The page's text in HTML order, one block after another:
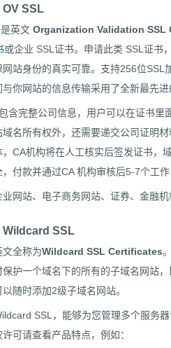
OV SSL
英文 Organization Validation SSL
或企业 SSL证书。申请此类 SSL证书
网站身份的真实可靠。支持256位
与你网站的信息传输采用了全新最先
含完整公司信息，用户可以在证书里
域名所有权外，还需要递交公司证明
CA机构将在人工核实后签发证书，
付款并通过CA 机构审核后5-7个工
网站、电子商务网站、证券、金融机
Wildcard SSL
文全称为Wildcard SSL Certificates
护一个域名下的所有的子域名网站
随时添加2级子域名网站。
SSL，能够为您管理多个服务
可请查看产品特点，例如：